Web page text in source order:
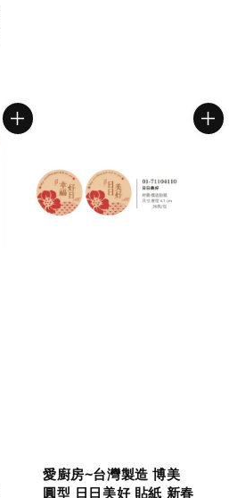
愛廚房~台灣製造 博美
圓型 日日美好 貼紙 新春